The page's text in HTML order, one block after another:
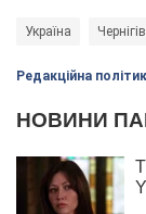
Україна Чернігів
Редакційна